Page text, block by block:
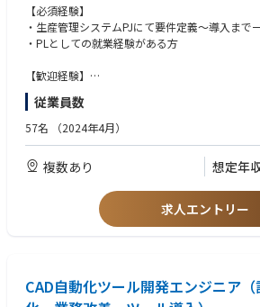
◆生産管理システム導入リーダー
mcframeの生産管理領域リーダーとして、お客
だく。
【必須経験】
・生産管理システムPJにて要件定義～導入まで
・PLとしての就業経験がある方
【歓迎経験】
mcframe導入の経験
従業員数
57名 （2024年4月）
複数あり 想定年
求人エントリー
CAD自動化ツール開発エンジニア